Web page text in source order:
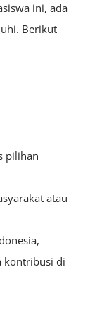
ini, ada
Berikut
pilihan
atau
kontribusi di